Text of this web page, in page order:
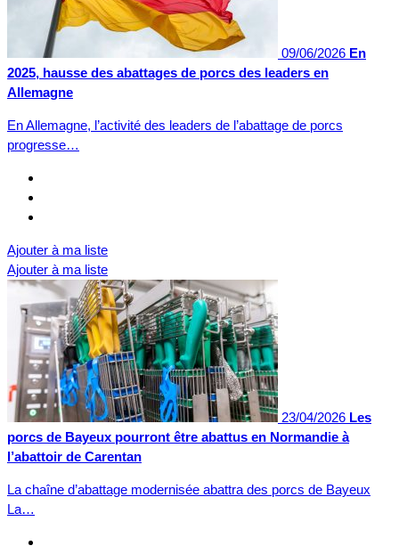
09/06/2026 En
2025, hausse des abattages de porcs des leaders en
Allemagne
En Allemagne, l’activité des leaders de l’abattage de porcs
progresse…
Ajouter à ma liste
Ajouter à ma liste
23/04/2026 Les
porcs de Bayeux pourront être abattus en Normandie à
l’abattoir de Carentan
La chaîne d’abattage modernisée abattra des porcs de Bayeux
La…